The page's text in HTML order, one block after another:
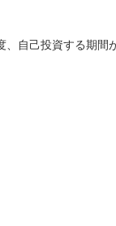
、自己投資する期